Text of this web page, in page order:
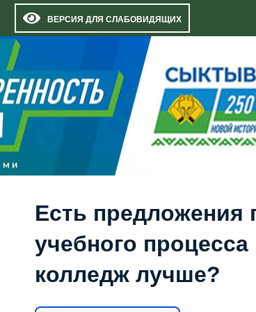
ВЕРСИЯ ДЛЯ СЛАБОВИДЯЩИХ
Есть предложения
учебного процесса
колледж лучше?